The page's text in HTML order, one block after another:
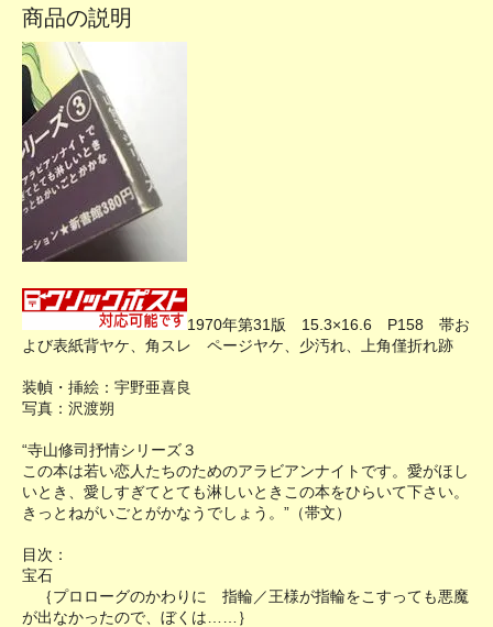
商品の説明
1970年第31版 15.3×16.6 P158 帯お
よび表紙背ヤケ、角スレ ページヤケ、少汚れ、上角僅折れ跡
装幀・挿絵：宇野亜喜良
写真：沢渡朔
“寺山修司抒情シリーズ３
この本は若い恋人たちのためのアラビアンナイトです。愛がほし
いとき、愛しすぎてとても淋しいときこの本をひらいて下さい。
きっとねがいごとがかなうでしょう。”（帯文）
目次：
宝石
｛プロローグのかわりに 指輪／王様が指輪をこすっても悪魔
が出なかったので、ぼくは……｝